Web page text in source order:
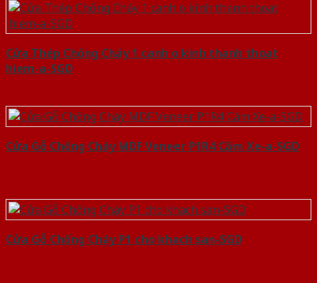
Cửa Thép Chống Cháy 1 canh o kinh thanh thoat
hiem-a-SGD
Cửa Gỗ Chống Cháy MDF Veneer P1R4 Căm Xe-a-SGD
Cửa Gỗ Chống Cháy P1 cho khach san-SGD